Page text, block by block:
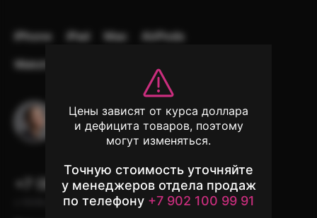
iPhone iPad Mac
AirPods
Watch
с 10:00 до 22:00, без выходных
+7 (902) 100-99-91
Остались вопросы?
Напишите в чат поддержки
Цены зависят от курса доллара
и дефицита товаров, поэтому
могут изменяться.
Точную стоимость уточняйте
у менеджеров отдела продаж
по телефону +7 902 100 99 91